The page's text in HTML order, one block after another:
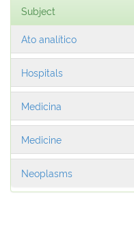
Subject
Ato analítico
Hospitals
Medicina
Medicine
Neoplasms